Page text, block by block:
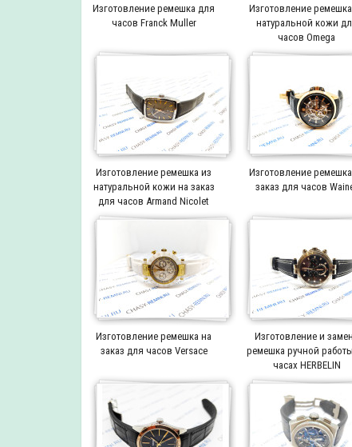
Изготовление ремешка для
часов Franck Muller
Изготовление
натуральной кожи
часов Omega
Изготовление ремешка из
натуральной кожи на заказ
для часов Armand Nicolet
Изготовление
заказ для часов
Изготовление ремешка на
заказ для часов Versace
Изготовление и
ремешка ручной
часах HERBELIN